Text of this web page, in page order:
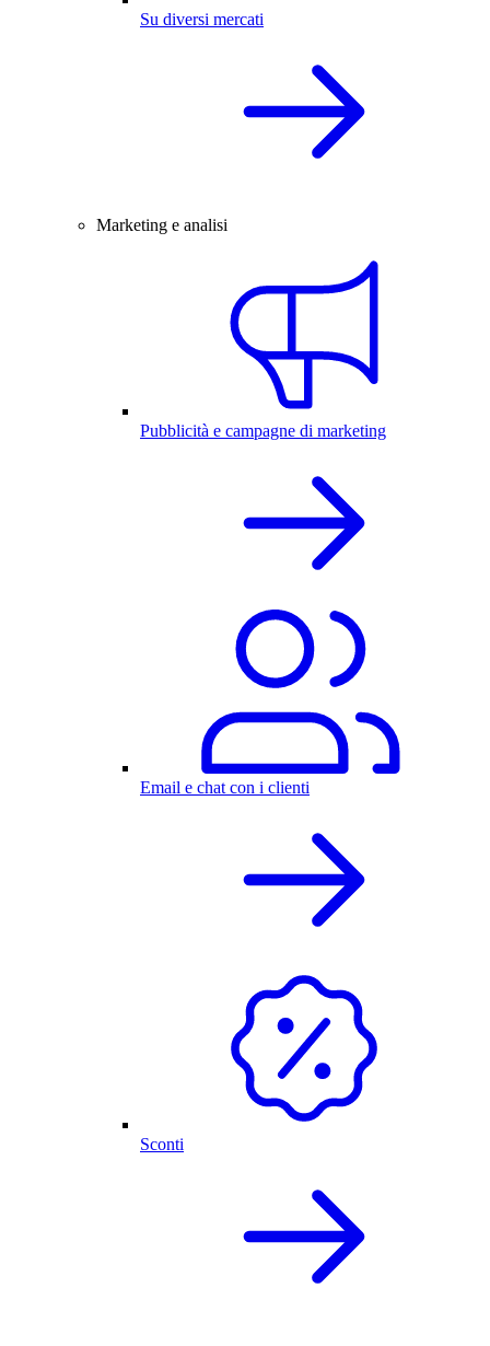
Su diversi mercati
Marketing e analisi
Pubblicità e campagne di marketing
Email e chat con i clienti
Sconti